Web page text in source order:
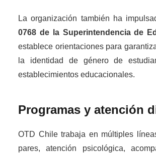
La organización también ha
0768 de la Superintendencia de
establece orientaciones para
la identidad de género de
establecimientos educacionales.
Programas y atención
OTD Chile trabaja en múltiples
pares, atención psicológica,